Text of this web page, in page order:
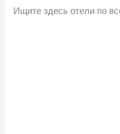
Ищите здесь отели по